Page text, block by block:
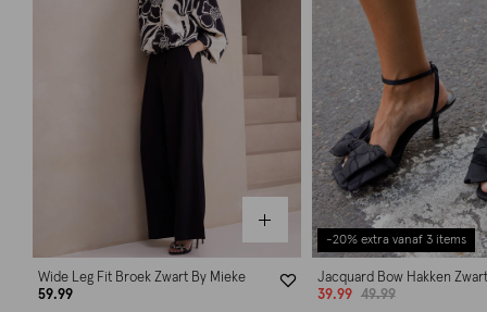
Wide Leg Fit Broek Zwart By Mieke
59.99
-20% extra vanaf 3 items
Jacquard Bow Hakken Zwart
39.99
49.99